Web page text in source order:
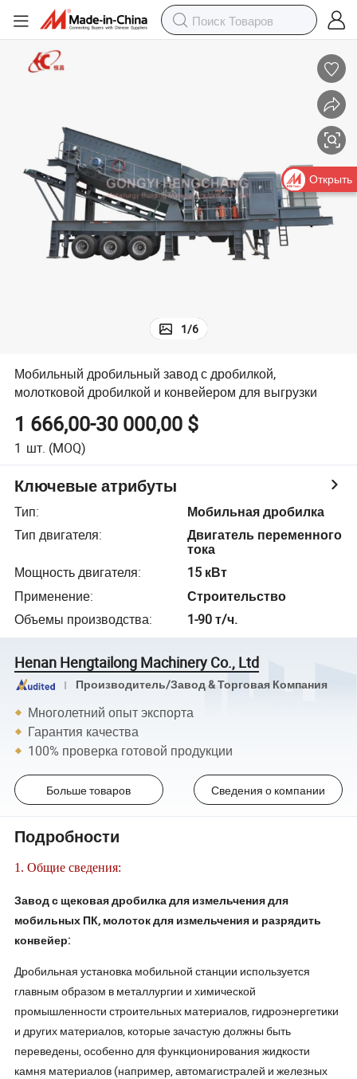
1/6
Мобильный дробильный завод с дробилкой,
молотковой дробилкой и конвейером для выгрузки
1 666,00-30 000,00 $
1 шт. (MOQ)
Ключевые атрибуты
Тип:
Мобильная дробилка
Тип двигателя:
Двигатель переменного
тока
Мощность двигателя:
15 кВт
Применение:
Строительство
Объемы производства: 1-90 т/ч.
Henan Hengtailong Machinery Co., Ltd
Производитель/Завод & Торговая Компания
Многолетний опыт экспорта
Гарантия качества
100% проверка готовой продукции
Больше товаров Сведения о компании
Подробности
1. Общие сведения:
Завод с щековая дробилка для измельчения для
мобильных ПК, молоток для измельчения и разрядить
конвейер:
Дробильная установка мобильной станции используется
главным образом в металлургии и химической
промышленности строительных материалов, гидроэнергетики
и других материалов, которые зачастую должны быть
переведены, особенно для функционирования жидкости
камня материалов (например, автомагистралей и железных
Открыть